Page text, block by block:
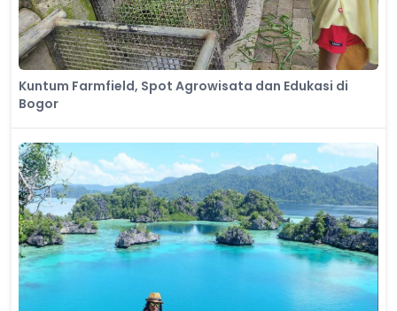
Kuntum Farmfield, Spot Agrowisata dan Edukasi di
Bogor